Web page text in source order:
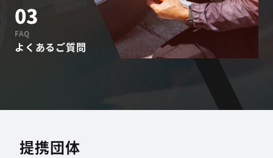
03
FAQ
よくあるご質問
提携団体